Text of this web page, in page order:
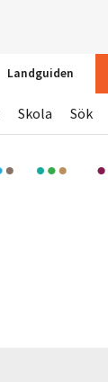
Landguiden
Skola Sök